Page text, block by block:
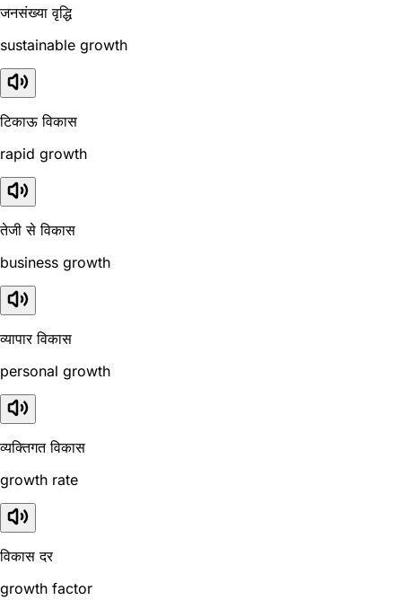
जनसंख्या वृद्धि
sustainable growth
टिकाऊ विकास
rapid growth
तेजी से विकास
business growth
व्यापार विकास
personal growth
व्यक्तिगत विकास
growth rate
विकास दर
growth factor